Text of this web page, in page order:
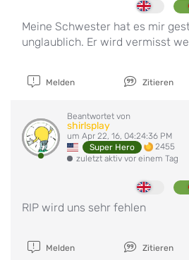
Meine Schwester hat es mir
unglaublich. Er wird vermisst
Melden Zitieren
Beantwortet von
shirlsplay
um Apr 22, 16, 04:24:36 PM
Super Hero
2455
zuletzt aktiv vor einem Tag
RIP wird uns sehr fehlen
Melden Zitieren